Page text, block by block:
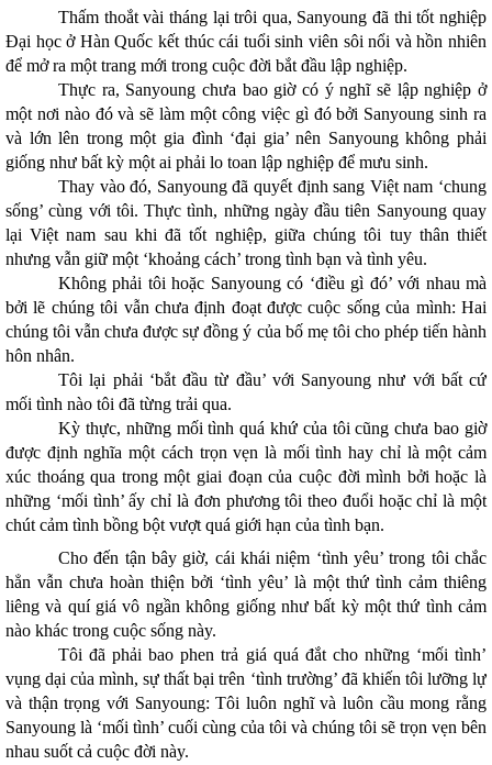
Thấm thoắt vài tháng lại trôi qua, Sanyoung đã thi tốt nghiệp
Đại học ở Hàn Quốc kết thúc cái tuổi sinh viên sôi nổi và hồn nhiên
để mở ra một trang mới trong cuộc đời bắt đầu lập nghiệp.
Thực ra, Sanyoung chưa bao giờ có ý nghĩ sẽ lập nghiệp ở
một nơi nào đó và sẽ làm một công việc gì đó bởi Sanyoung sinh ra
và lớn lên trong một gia đình ‘đại gia’ nên Sanyoung không phải
giống như bất kỳ một ai phải lo toan lập nghiệp để mưu sinh.
Thay vào đó, Sanyoung đã quyết định sang Việt nam ‘chung
sống’ cùng với tôi. Thực tình, những ngày đầu tiên Sanyoung quay
lại Việt nam sau khi đã tốt nghiệp, giữa chúng tôi tuy thân thiết
nhưng vẫn giữ một ‘khoảng cách’ trong tình bạn và tình yêu.
Không phải tôi hoặc Sanyoung có ‘điều gì đó’ với nhau mà
bởi lẽ chúng tôi vẫn chưa định đoạt được cuộc sống của mình: Hai
chúng tôi vẫn chưa được sự đồng ý của bố mẹ tôi cho phép tiến hành
hôn nhân.
Tôi lại phải ‘bắt đầu từ đầu’ với Sanyoung như với bất cứ
mối tình nào tôi đã từng trải qua.
Kỳ thực, những mối tình quá khứ của tôi cũng chưa bao giờ
được định nghĩa một cách trọn vẹn là mối tình hay chỉ là một cảm
xúc thoáng qua trong một giai đoạn của cuộc đời mình bởi hoặc là
những ‘mối tình’ ấy chỉ là đơn phương tôi theo đuổi hoặc chỉ là một
chút cảm tình bồng bột vượt quá giới hạn của tình bạn.
Cho đến tận bây giờ, cái khái niệm ‘tình yêu’ trong tôi chắc
hẳn vẫn chưa hoàn thiện bởi ‘tình yêu’ là một thứ tình cảm thiêng
liêng và quí giá vô ngần không giống như bất kỳ một thứ tình cảm
nào khác trong cuộc sống này.
Tôi đã phải bao phen trả giá quá đắt cho những ‘mối tình’
vụng dại của mình, sự thất bại trên ‘tình trường’ đã khiến tôi lưỡng lự
và thận trọng với Sanyoung: Tôi luôn nghĩ và luôn cầu mong rằng
Sanyoung là ‘mối tình’ cuối cùng của tôi và chúng tôi sẽ trọn vẹn bên
nhau suốt cả cuộc đời này.